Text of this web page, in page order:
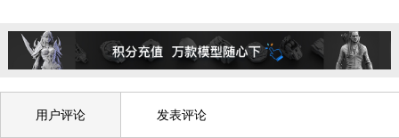
在本站下载的素材，著作权归原作者所有。未经书面授权或签订书面合同，不
任何形式发行、发布、传播、复制、出租、转售、汇编该素材。
网站所有3D图纸模型数据均由用户上传Enjoying3D模型平台，如有侵权请联
管理员删除，谢谢。